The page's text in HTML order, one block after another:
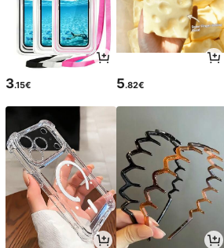
3.15€ 5.82€